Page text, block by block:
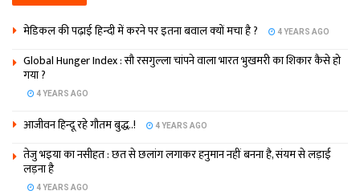
मेडिकल की पढ़ाई हिन्‍दी में करने पर इतना बवाल क्‍यों मचा है ? 4 YEARS AGO
Global Hunger Index : सौ रसगुल्‍ला चांपने वाला भारत भुखमरी का शिकार कैसे हो
गया ?
4 YEARS AGO
आजीवन हिन्दू रहे गौतम बुद्ध..! 4 YEARS AGO
तेजु भइया का नसीहत : छत से छलांग लगाकर हनुमान नहीं बनना है, संयम से लड़ाई
लड़ना है
4 YEARS AGO